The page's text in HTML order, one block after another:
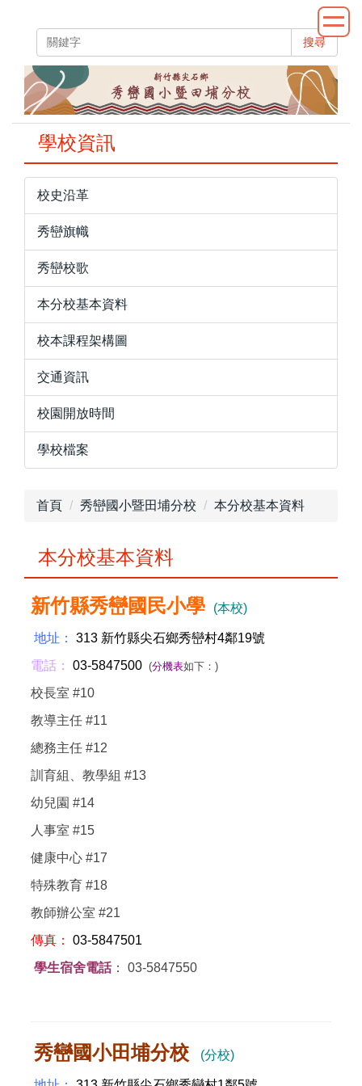
搜尋
學校資訊
校史沿革
秀巒旗幟
秀巒校歌
本分校基本資料
校本課程架構圖
交通資訊
校園開放時間
學校檔案
首頁 秀巒國小暨田埔分校 本分校基本資料
本分校基本資料
新竹縣秀巒國民小學 (本校)
地址：
313 新竹縣尖石鄉秀巒村4鄰19號
電話：
03-5847500 (分機表如下：)
校長室 #10
教導主任 #11
總務主任 #12
訓育組、教學組 #13
幼兒園 #14
人事室 #15
健康中心 #17
特殊教育 #18
教師辦公室 #21
傳真：
03-5847501
學生宿舍電話： 03-5847550
秀巒國小田埔分校 (分校)